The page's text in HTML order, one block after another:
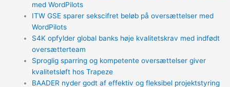
med WordPilots
ITW GSE sparer sekscifret beløb på oversættelser med
WordPilots
S4K opfylder global banks høje kvalitetskrav med indfødt
oversætterteam
Sproglig sparring og kompetente oversættelser giver
kvalitetsløft hos Trapeze
BAADER nyder godt af effektiv og fleksibel projektstyring